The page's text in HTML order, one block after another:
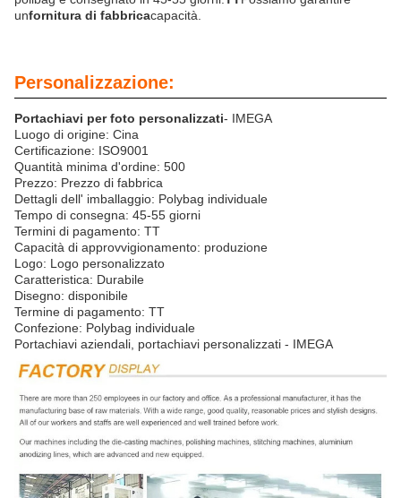
unfornitura di fabbricacapacità.
Personalizzazione:
Portachiavi per foto personalizzati- IMEGA
Luogo di origine: Cina
Certificazione: ISO9001
Quantità minima d'ordine: 500
Prezzo: Prezzo di fabbrica
Dettagli dell' imballaggio: Polybag individuale
Tempo di consegna: 45-55 giorni
Termini di pagamento: TT
Capacità di approvvigionamento: produzione
Logo: Logo personalizzato
Caratteristica: Durabile
Disegno: disponibile
Termine di pagamento: TT
Confezione: Polybag individuale
Portachiavi aziendali, portachiavi personalizzati - IMEGA